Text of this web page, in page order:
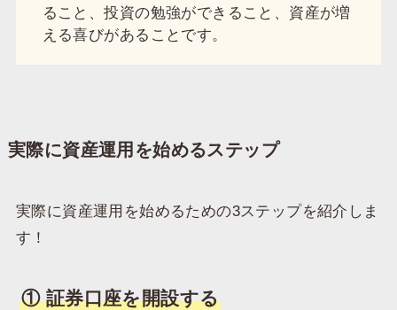
ること、投資の勉強ができること、資産が増
える喜びがあることです。
実際に資産運用を始めるステップ
実際に資産運用を始めるための3ステップを紹介しま
す！
① 証券口座を開設する